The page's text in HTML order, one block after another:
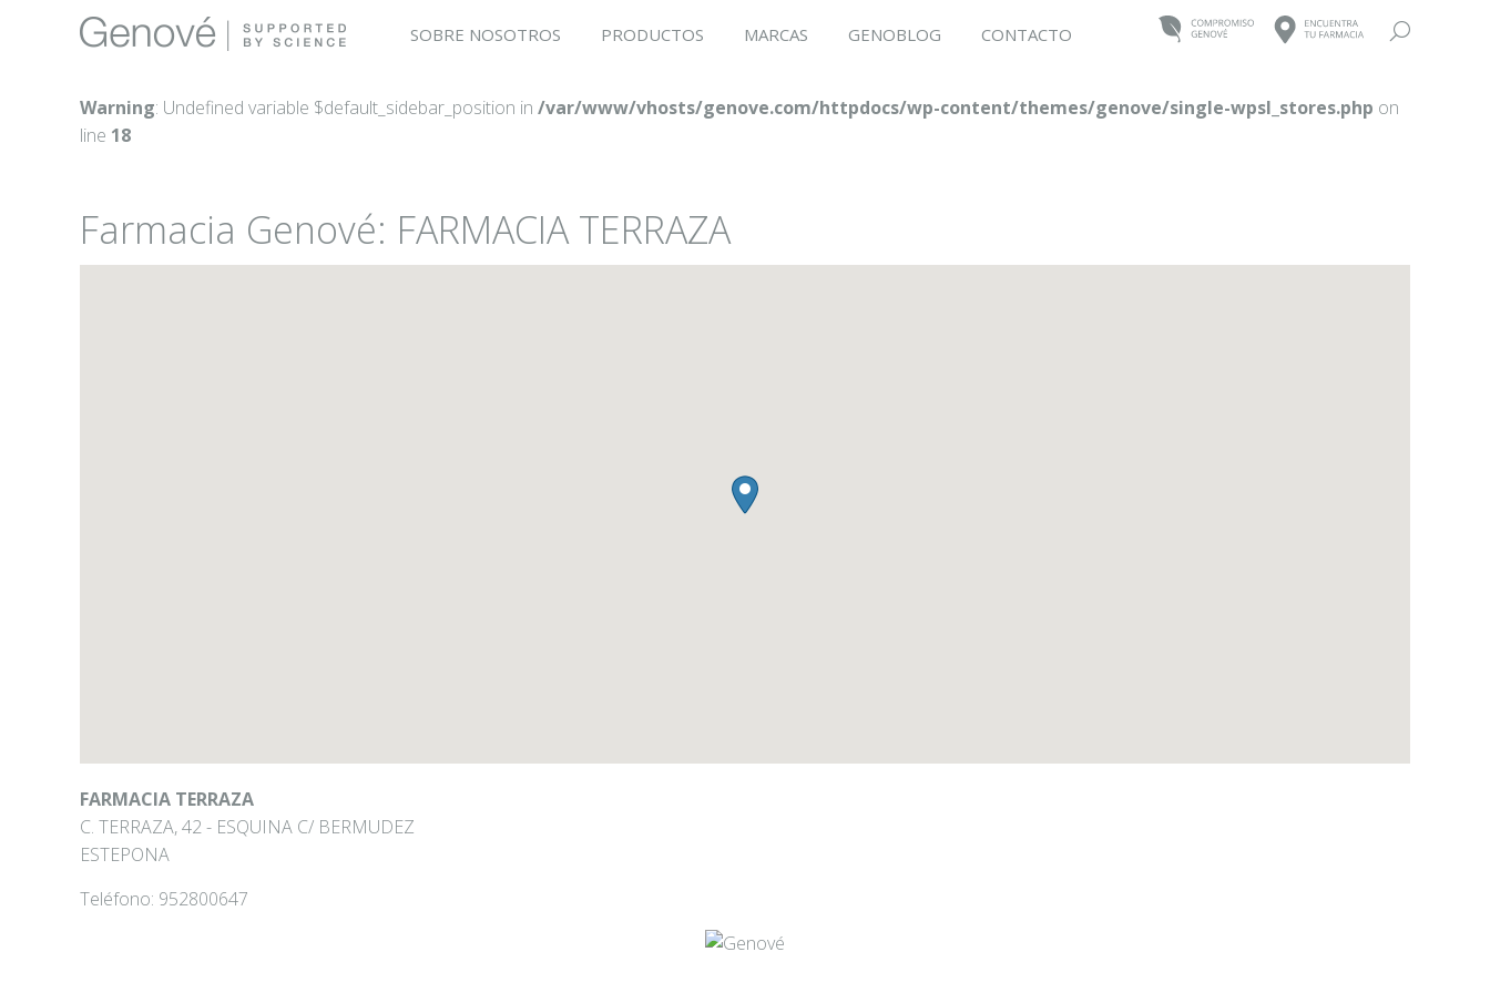
SOBRE NOSOTROS PRODUCTOS MARCAS GENOBLOG CONTACTO Buscar:
Warning: Undefined variable $default_sidebar_position in /var/www/vhosts/genove.com/httpdocs/wp-content/themes/genove/single-wpsl_stores.php on
line 18
Farmacia Genové: FARMACIA TERRAZA
FARMACIA TERRAZA
C. TERRAZA, 42 - ESQUINA C/ BERMUDEZ
ESTEPONA
Teléfono: 952800647